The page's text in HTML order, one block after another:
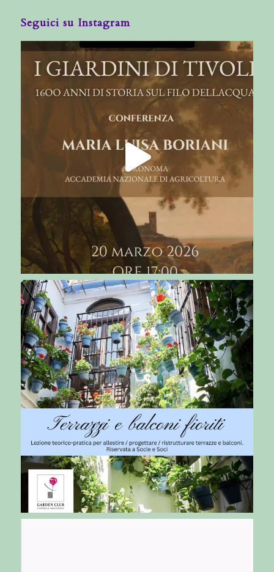
Seguici su Instagram